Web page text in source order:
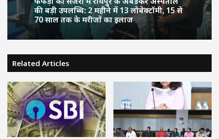
की बड़ी उपलब्धि: 2 महीने में 13 लोबेक्टॉमी, 15 से
70 साल तक के मरीजों का इलाज
Related Articles